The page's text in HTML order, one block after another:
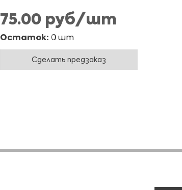
75.00 руб/шт
Остаток: 0 шт
Сделать предзаказ